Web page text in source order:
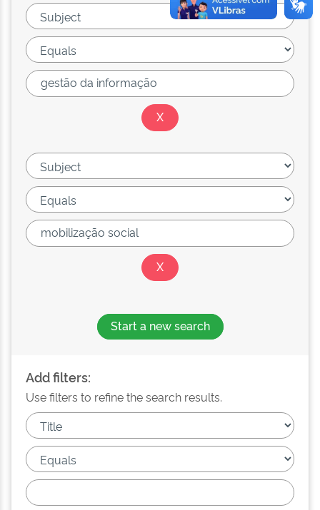
Start a new search
Add filters:
Use filters to refine the search results.